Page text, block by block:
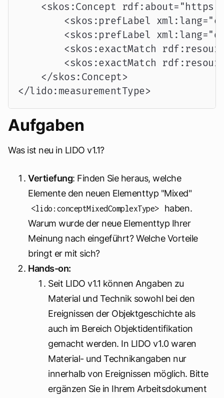
<skos:Concept
<skos:prefLabel
<skos:prefLabel
<skos:exactMatch
<skos:exactMatch
    </skos:Concept>
</lido:measurementType>
Aufgaben
Was ist neu in LIDO v1.1?
Vertiefung: Finden Sie heraus, welche
Elemente den neuen Elementtyp "Mixed"
<lido:conceptMixedComplexType>
haben.
Warum wurde der neue Elementtyp Ihrer
Meinung nach eingeführt? Welche Vorteile
bringt er mit sich?
Hands-on:
Seit LIDO v1.1 können Angaben zu
Material und Technik sowohl bei den
Ereignissen der Objektgeschichte als
auch im Bereich Objektidentifikation
gemacht werden. In LIDO v1.0 waren
Material- und Technikangaben nur
innerhalb von Ereignissen möglich. Bitte
ergänzen Sie in Ihrem Arbeitsdokument